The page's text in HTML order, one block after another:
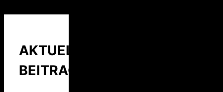
AKTUELLER
BEITRAG